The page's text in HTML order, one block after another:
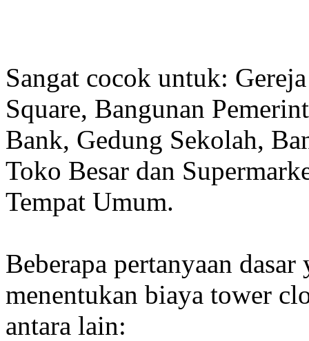
Sangat cocok untuk:
Square, Bangunan
Bank, Gedung Sekolah,
Toko Besar dan
Tempat Umum.
Beberapa pertanyaan
menentukan biaya tower
antara lain: